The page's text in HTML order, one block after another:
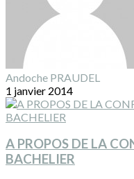
Andoche PRAUDEL
1 janvier 2014
A PROPOS DE LA
BACHELIER